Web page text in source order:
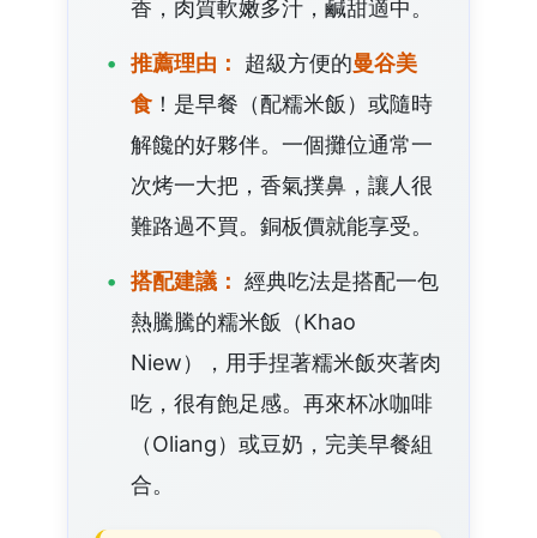
香，肉質軟嫩多汁，鹹甜適中。
推薦理由： 超級方便的曼谷美
食 ！是早餐（配糯米飯）或隨時
解饞的好夥伴。一個攤位通常一
次烤一大把，香氣撲鼻，讓人很
難路過不買。銅板價就能享受。
搭配建議： 經典吃法是搭配一包
熱騰騰的糯米飯（Khao
Niew），用手捏著糯米飯夾著肉
吃，很有飽足感。再來杯冰咖啡
（Oliang）或豆奶，完美早餐組
合。